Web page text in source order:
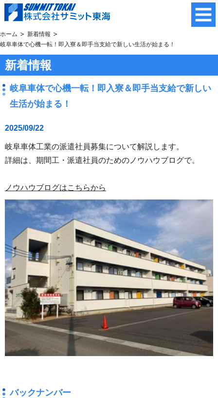
ホーム
新着情報
岐阜車体で心機一転！即入寮＆即手当支給で新しい生活が始まる！
新着情報
岐阜車体で心機一転！即入寮＆即手当支給で新しい
生活が始まる！
2025/09/22
岐阜車体工業の派遣社員募集について解説します。
詳細は、期間工・派遣社員のためのノウハウブログで。
ノウハウブログはこちらから
バックナンバー